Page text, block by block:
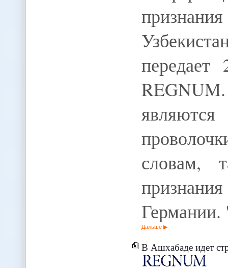
словам,
Дальше
В Ашхабаде идет